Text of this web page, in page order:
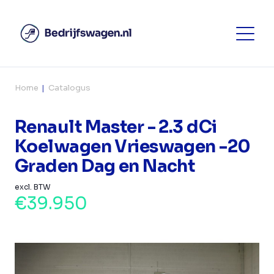
Home Catalogus
Renault Master - 2.3 dCi
Koelwagen Vrieswagen -20
Graden Dag en Nacht
excl. BTW
€39.950